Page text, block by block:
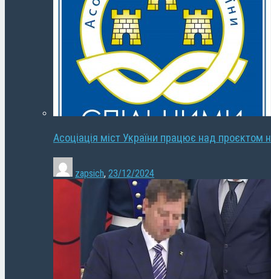
Асоціація міст України працює над проєктом
zapsich, 23/12/2024